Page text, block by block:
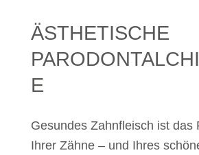
ÄSTHETISCHE
E
Gesundes Zahnfleisch ist das
Ihrer Zähne – und Ihres